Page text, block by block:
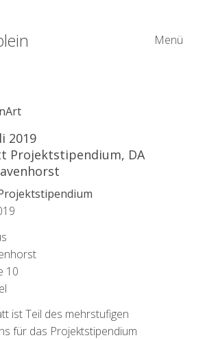
Menü
2019
Projektstipendium, DA
10
ist Teil des mehrstufigen
für das Projektstipendium